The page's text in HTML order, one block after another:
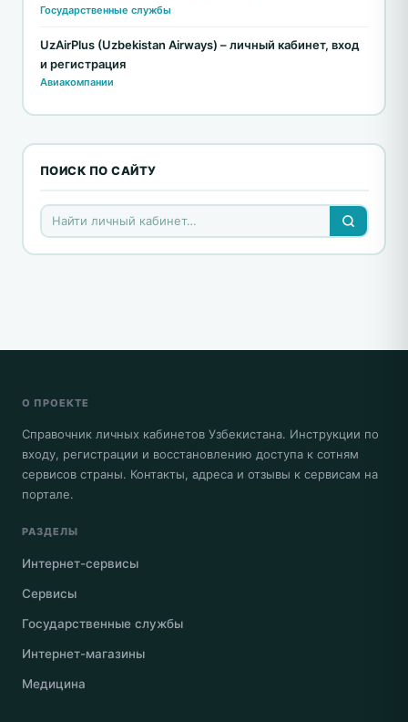
Государственные службы
UzAirPlus (Uzbekistan Airways) – личный кабинет, вход
и регистрация
Авиакомпании
ПОИСК ПО САЙТУ
О ПРОЕКТЕ
Справочник личных кабинетов Узбекистана. Инструкции по
входу, регистрации и восстановлению доступа к сотням
сервисов страны. Контакты, адреса и отзывы к сервисам на
портале.
РАЗДЕЛЫ
Интернет-сервисы
Сервисы
Государственные службы
Интернет-магазины
Медицина